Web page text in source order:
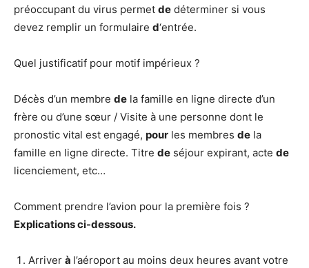
préoccupant du virus permet de déterminer si vous
devez remplir un formulaire d‘entrée.
Quel justificatif pour motif impérieux ?
Décès d’un membre de la famille en ligne directe d’un
frère ou d’une sœur / Visite à une personne dont le
pronostic vital est engagé, pour les membres de la
famille en ligne directe. Titre de séjour expirant, acte de
licenciement, etc…
Comment prendre l’avion pour la première fois ?
Explications ci-dessous.
Arriver à l’aéroport au moins deux heures avant votre